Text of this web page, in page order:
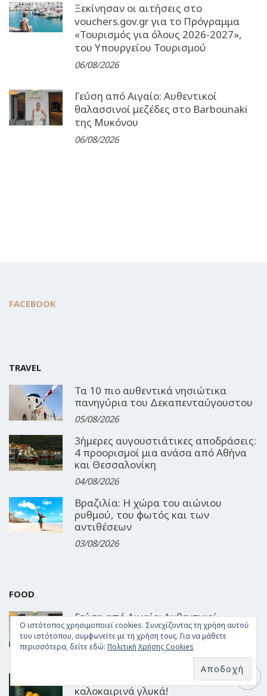
Ξεκίνησαν οι αιτήσεις στο
vouchers.gov.gr για το Πρόγραμμα
«Τουρισμός για όλους 2026-2027»,
του Υπουργείου Τουρισμού
06/08/2026
Γεύση από Αιγαίο: Αυθεντικοί
θαλασσινοί μεζέδες στο Barbounaki
της Μυκόνου
06/08/2026
FACEBOOK
TRAVEL
Τα 10 πιο αυθεντικά νησιώτικα
πανηγύρια του Δεκαπενταύγουστου
05/08/2026
3ήμερες αυγουστιάτικες αποδράσεις:
4 προορισμοί μια ανάσα από Αθήνα
και Θεσσαλονίκη
04/08/2026
Βραζιλία: Η χώρα του αιώνιου
ρυθμού, του φωτός και των
αντιθέσεων
03/08/2026
FOOD
Γεύση από Αιγαίο: Αυθεντικοί
θαλασσινοί μεζέδες στο Barbounaki
της Μυκόνου
Δροσερές συνταγές για 3
καλοκαιρινά γλυκά!
Ο ιστότοπος χρησιμοποιεί cookies. Συνεχίζοντας τη χρήση αυτού
του ιστότοπου, συμφωνείτε με τη χρήση τους. Για να μάθετε
περισσότερα, δείτε εδώ: Πολιτική Χρήσης Cookies